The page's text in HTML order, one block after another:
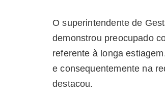
O superintendente de
demonstrou preocupado
referente à longa
e consequentemente na
destacou.